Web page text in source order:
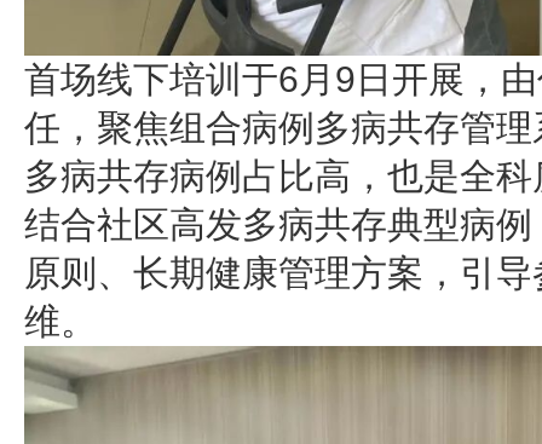
首场线下培训于6月9日开展，
任，聚焦组合病例多病共存管
多病共存病例占比高，也是全
结合社区高发多病共存典型病
原则、长期健康管理方案，引
维。